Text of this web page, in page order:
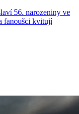
56. narozeniny ve
fanoušci kvitují